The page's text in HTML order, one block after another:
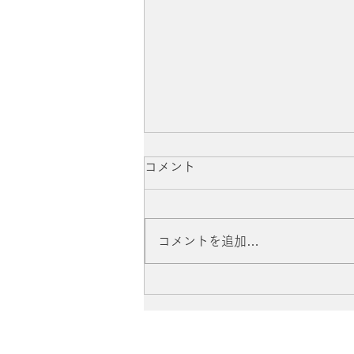
伝記漫画「三浦綾子」刊行記
コメント
コメントを追加…